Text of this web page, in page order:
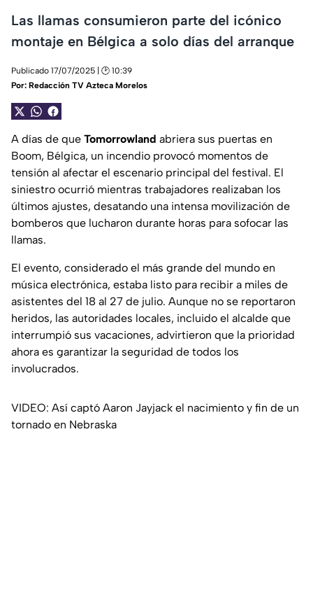
Las llamas consumieron parte del icónico
montaje en Bélgica a solo días del arranque
Publicado 17/07/2025 | 🕑 10:39
Por: Redacción TV Azteca Morelos
A días de que Tomorrowland abriera sus puertas en
Boom, Bélgica, un incendio provocó momentos de
tensión al afectar el escenario principal del festival. El
siniestro ocurrió mientras trabajadores realizaban los
últimos ajustes, desatando una intensa movilización de
bomberos que lucharon durante horas para sofocar las
llamas.
El evento, considerado el más grande del mundo en
música electrónica, estaba listo para recibir a miles de
asistentes del 18 al 27 de julio. Aunque no se reportaron
heridos, las autoridades locales, incluido el alcalde que
interrumpió sus vacaciones, advirtieron que la prioridad
ahora es garantizar la seguridad de todos los
involucrados.
VIDEO: Así captó Aaron Jayjack el nacimiento y fin de un
tornado en Nebraska